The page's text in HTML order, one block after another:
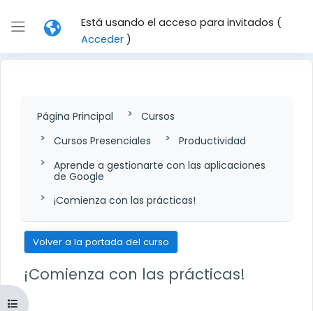
Panel lateral
Está usando el acceso para invitados (
Acceder)
Abrir índice del curso
Página Principal
Cursos
Cursos Presenciales
Productividad
Aprende a gestionarte con las aplicaciones
de Google
¡Comienza con las prácticas!
Volver a la portada del curso
¡Comienza con las prácticas!